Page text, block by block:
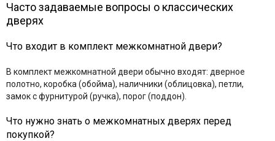
Часто задаваемые вопросы о классических
дверях
Что входит в комплект межкомнатной двери?
В комплект межкомнатной двери обычно входят: дверное
полотно, коробка (обойма), наличники (облицовка), петли,
замок с фурнитурой (ручка), порог (поддон).
Что нужно знать о межкомнатных дверях перед
покупкой?